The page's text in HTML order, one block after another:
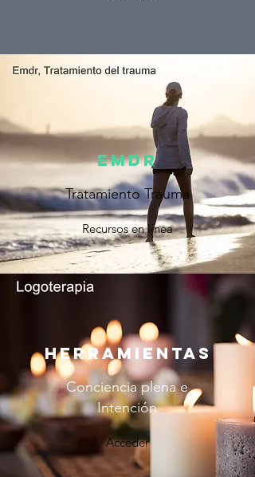
EMDR
Tratamiento Trauma
Recursos en línea
Herramientas
Conciencia plena e
Intención
Acceder